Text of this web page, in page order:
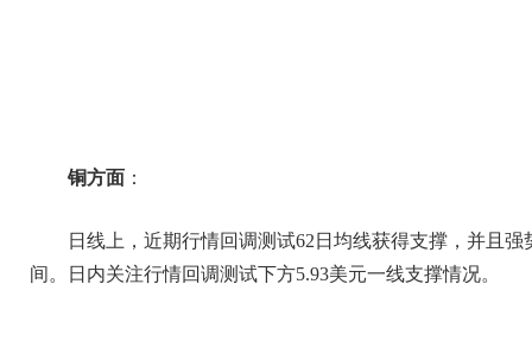
铜方面 ：
日线上，近期行情回调测试62日均线获得支撑，并且
间。日内关注行情回调测试下方5.93美元一线支撑情况。